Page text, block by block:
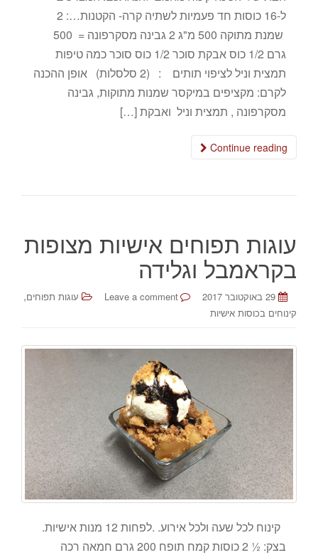
ל-16 כוסות חד פעמיות לשתיה קרה- הקטנות…: 2
שמנת מתוקה 500 מ"ג 2 גבינה מסקרפונה = 500
גרם 1/2 כוס אבקת סוכר 1/2 כוס סוכר כמה טיפות
תמצית וניל לציפוי תותים : (2 סלסלות) אופן ההכנה
לקרם: מקציפים במיקסר שמנות מתוקות, גבינה
מסקרפונה , תמצית וניל ואבקת […]
Continue reading
עוגות תפוחים אישיות מצופות
בקראמבל וגלידה
29 באוקטובר 2017 Leave a comment עוגות תפוחים,
קינוחים בכוסות אישיות
קינוח לכל שעה ולכל אירוע. .לפחות 12 מנות אישיות.
בצק: ½ 2 כוסות קמח תופח 200 גרם חמאה רכה